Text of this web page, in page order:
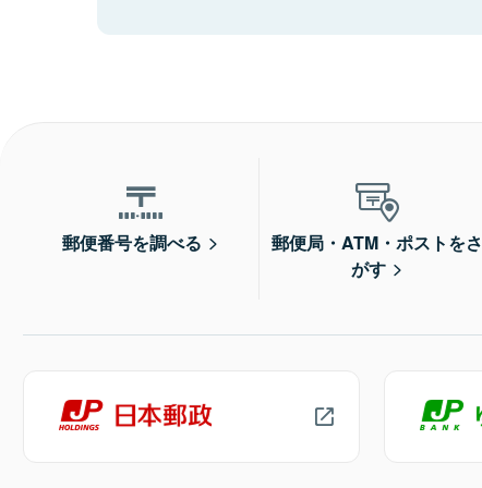
郵便番号を調べる
郵便局・ATM・ポストをさ
がす